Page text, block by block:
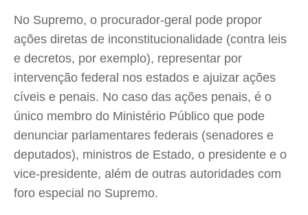
No Supremo, o procurador-geral pode propor
ações diretas de inconstitucionalidade (contra leis
e decretos, por exemplo), representar por
intervenção federal nos estados e ajuizar ações
cíveis e penais. No caso das ações penais, é o
único membro do Ministério Público que pode
denunciar parlamentares federais (senadores e
deputados), ministros de Estado, o presidente e o
vice-presidente, além de outras autoridades com
foro especial no Supremo.